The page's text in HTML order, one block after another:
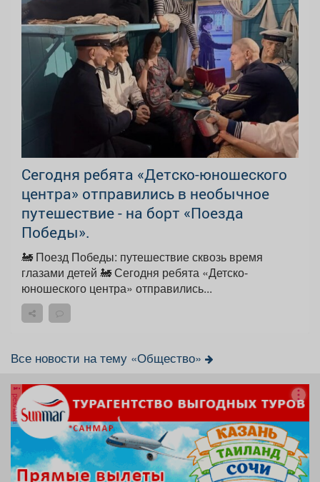
Сегодня ребята «Детско-юношеского
центра» отправились в необычное
путешествие - на борт «Поезда
Победы».
🚂 Поезд Победы: путешествие сквозь время
глазами детей 🚂 Сегодня ребята «Детско-
юношеского центра» отправились...
Все новости на тему «Общество»
реклама